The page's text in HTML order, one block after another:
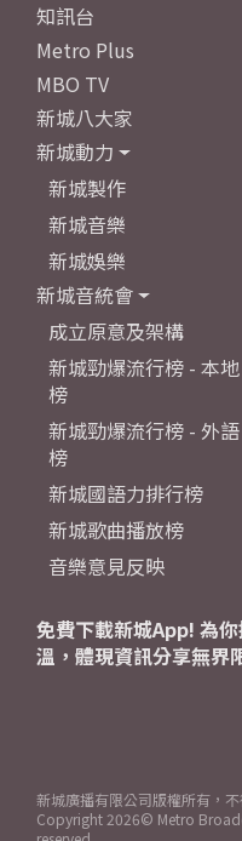
知訊台
Metro Plus
MBO TV
新城八大家
新城動力
新城製作
新城音樂
新城娛樂
新城音統會
成立原意及架構
新城勁爆流行榜 - 本地
榜
新城勁爆流行榜 - 外語
榜
新城國語力排行榜
新城歌曲播放榜
音樂意見反映
免費下載新城App! 為
溫，體現資訊分享無界
新城廣播有限公司版權所有，不
Copyright 2026© Metro